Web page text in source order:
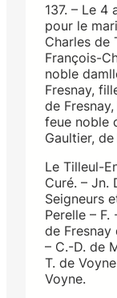
137. – Le 4
pour le
Charles de
François-
noble
Fresnay,
de
feue noble
Gaultier,
Le Tilleul-
Curé. – Jn.
Seigneurs
Perelle – F.
de Fresnay
– C.-D. de
T. de
Voyne.